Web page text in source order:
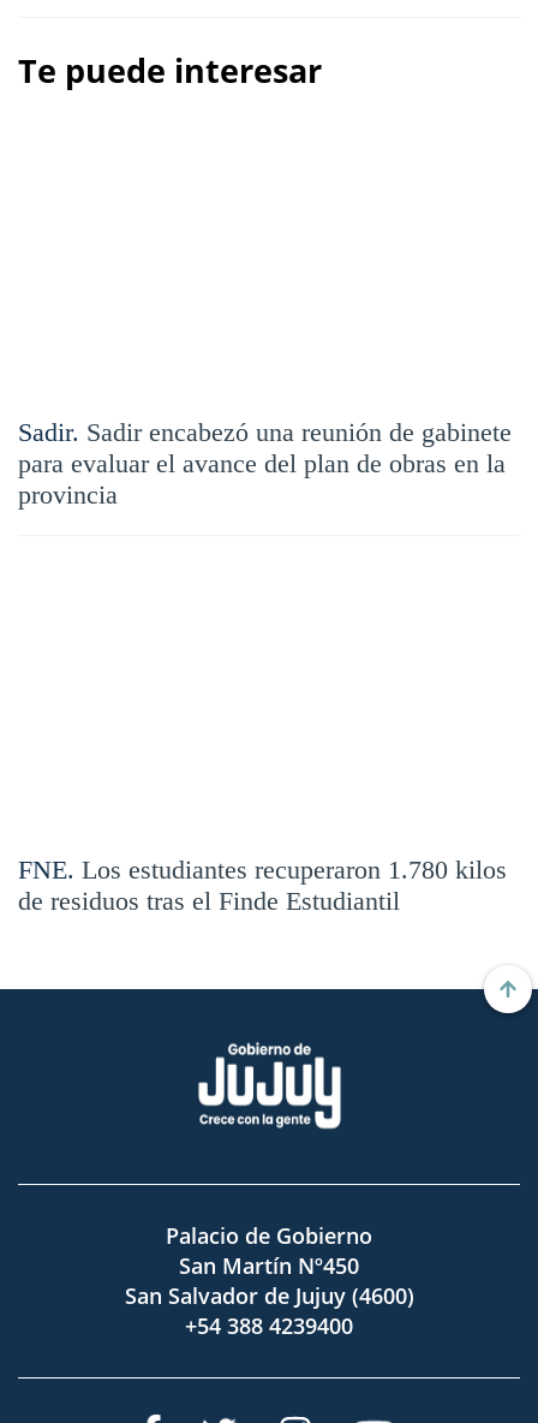
Te puede interesar
Sadir. Sadir encabezó una reunión de gabinete
para evaluar el avance del plan de obras en la
provincia
FNE. Los estudiantes recuperaron 1.780 kilos
de residuos tras el Finde Estudiantil
Palacio de Gobierno
San Martín Nº450
San Salvador de Jujuy (4600)
+54 388 4239400